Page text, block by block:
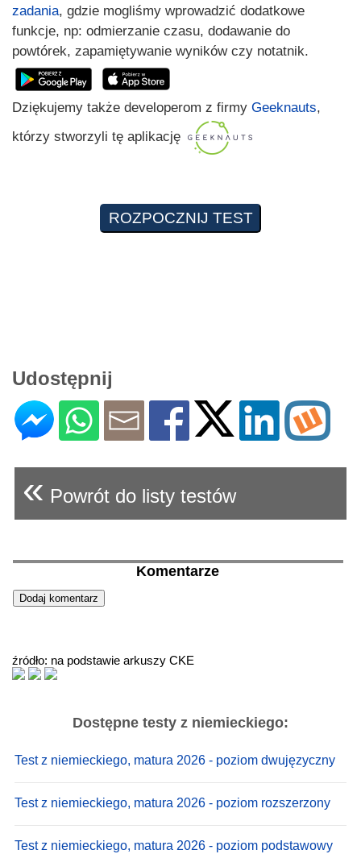
zadania, gdzie mogliśmy wprowadzić dodatkowe
funkcje, np: odmierzanie czasu, dodawanie do
powtórek, zapamiętywanie wyników czy notatnik.
Dziękujemy także developerom z firmy Geeknauts,
którzy stworzyli tę aplikację
Udostępnij
« Powrót do listy testów
Komentarze
źródło: na podstawie arkuszy CKE
Dostępne testy z niemieckiego:
Test z niemieckiego, matura 2026 - poziom dwujęzyczny
Test z niemieckiego, matura 2026 - poziom rozszerzony
Test z niemieckiego, matura 2026 - poziom podstawowy